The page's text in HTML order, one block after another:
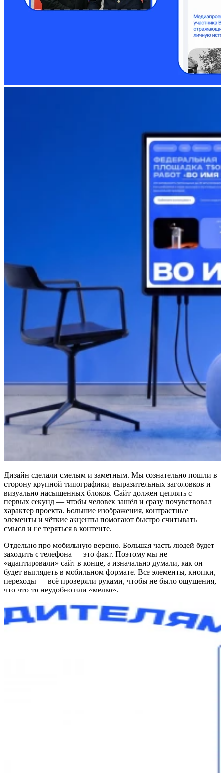
Дизайн сделали смелым и заметным. Мы сознательно пошли в
сторону крупной типографики, выразительных заголовков и
визуально насыщенных блоков. Сайт должен цеплять с
первых секунд — чтобы человек зашёл и сразу почувствовал
характер проекта. Большие изображения, контрастные
элементы и чёткие акценты помогают быстро считывать
смысл и не теряться в контенте.
Отдельно про мобильную версию. Большая часть людей будет
заходить с телефона — это факт. Поэтому мы не
«адаптировали» сайт в конце, а изначально думали, как он
будет выглядеть в мобильном формате. Все элементы, кнопки,
переходы — всё проверяли руками, чтобы не было ощущения,
что что-то неудобно или «мелко».